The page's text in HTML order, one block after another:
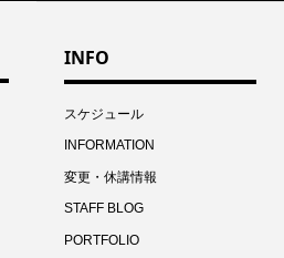
INFO
スケジュール
INFORMATION
変更・休講情報
STAFF BLOG
PORTFOLIO